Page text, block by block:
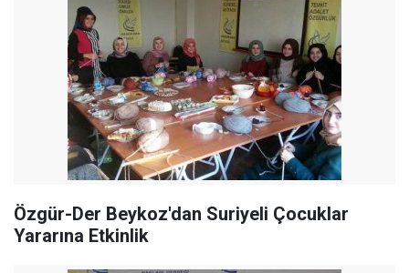
Özgür-Der Beykoz'dan Suriyeli Çocuklar
Yararına Etkinlik